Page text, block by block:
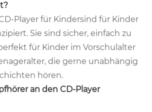
Player für Kindersind für Kinder
Sie sind sicher, einfach zu
für Kinder im Vorschulalter
die gerne unabhängig
hören.
an den CD-Player